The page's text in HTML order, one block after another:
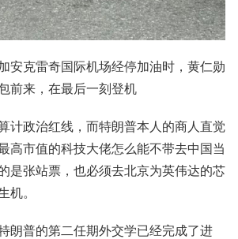
安克雷奇国际机场经停加油时，黄仁勋
前来，在最后一刻登机
计政治红线，而特朗普本人的商人直觉
高市值的科技大佬怎么能不带去中国当
是张站票，也必须去北京为英伟达的芯
机。
朗普的第二任期外交学已经完成了进